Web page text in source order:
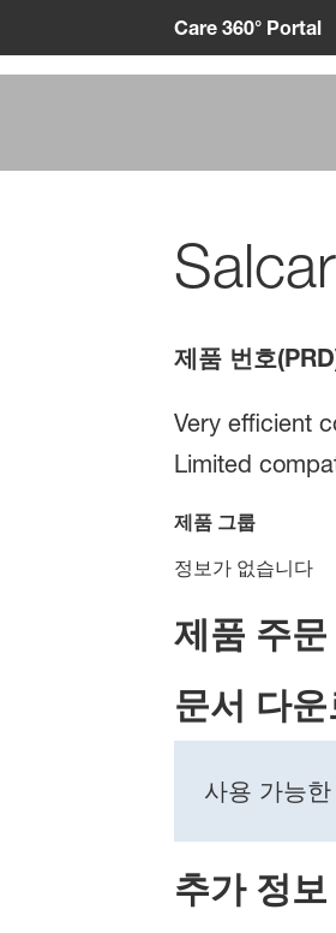
Care 360° Portal
제품 번호
Very efficient
Limited
제품 그룹
정보가 없습니다
제품 주문
문서 다
사용 가능
추가 정보